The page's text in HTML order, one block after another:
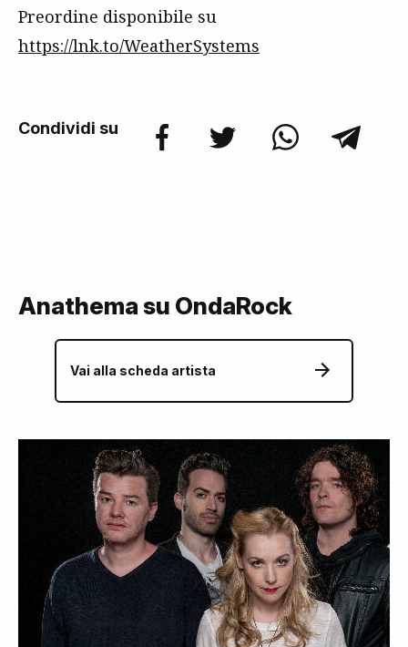
Preordine disponibile su
https://lnk.to/WeatherSystems
Condividi su
Anathema su OndaRock
Vai alla scheda artista